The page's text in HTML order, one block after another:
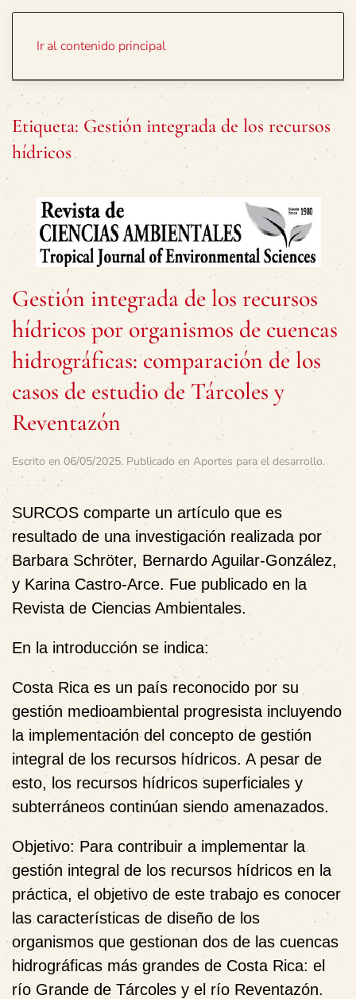
Ir al contenido principal
Etiqueta: Gestión integrada de los recursos
hídricos
Gestión integrada de los recursos
hídricos por organismos de cuencas
hidrográficas: comparación de los
casos de estudio de Tárcoles y
Reventazón
Escrito en 06/05/2025. Publicado en Aportes para el desarrollo.
SURCOS comparte un artículo que es
resultado de una investigación realizada por
Barbara Schröter, Bernardo Aguilar-González,
y Karina Castro-Arce. Fue publicado en la
Revista de Ciencias Ambientales.
En la introducción se indica:
Costa Rica es un país reconocido por su
gestión medioambiental progresista incluyendo
la implementación del concepto de gestión
integral de los recursos hídricos. A pesar de
esto, los recursos hídricos superficiales y
subterráneos continúan siendo amenazados.
Objetivo: Para contribuir a implementar la
gestión integral de los recursos hídricos en la
práctica, el objetivo de este trabajo es conocer
las características de diseño de los
organismos que gestionan dos de las cuencas
hidrográficas más grandes de Costa Rica: el
río Grande de Tárcoles y el río Reventazón.